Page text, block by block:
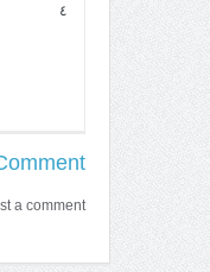
٤
a comment.